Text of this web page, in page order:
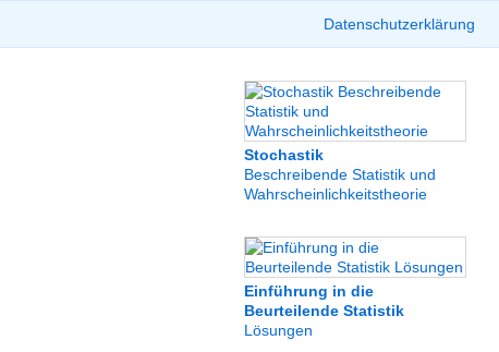
Datenschutzerklärung
Stochastik
Beschreibende Statistik und
Wahrscheinlichkeitstheorie
Einführung in die
Beurteilende Statistik
Lösungen